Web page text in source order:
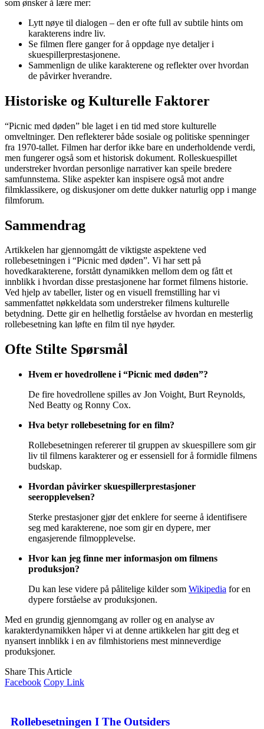
som ønsker å lære mer:
Lytt nøye til dialogen – den er ofte full av subtile hints om
karakterens indre liv.
Se filmen flere ganger for å oppdage nye detaljer i
skuespillerprestasjonene.
Sammenlign de ulike karakterene og reflekter over hvordan
de påvirker hverandre.
Historiske og Kulturelle Faktorer
“Picnic med døden” ble laget i en tid med store kulturelle
omveltninger. Den reflekterer både sosiale og politiske spenninger
fra 1970-tallet. Filmen har derfor ikke bare en underholdende verdi,
men fungerer også som et historisk dokument. Rolleskuespillet
understreker hvordan personlige narrativer kan speile bredere
samfunnstema. Slike aspekter kan inspisere også mot andre
filmklassikere, og diskusjoner om dette dukker naturlig opp i mange
filmforum.
Sammendrag
Artikkelen har gjennomgått de viktigste aspektene ved
rollebesetningen i “Picnic med døden”. Vi har sett på
hovedkarakterene, forstått dynamikken mellom dem og fått et
innblikk i hvordan disse prestasjonene har formet filmens historie.
Ved hjelp av tabeller, lister og en visuell fremstilling har vi
sammenfattet nøkkeldata som understreker filmens kulturelle
betydning. Dette gir en helhetlig forståelse av hvordan en mesterlig
rollebesetning kan løfte en film til nye høyder.
Ofte Stilte Spørsmål
Hvem er hovedrollene i “Picnic med døden”?
De fire hovedrollene spilles av Jon Voight, Burt Reynolds,
Ned Beatty og Ronny Cox.
Hva betyr rollebesetning for en film?
Rollebesetningen refererer til gruppen av skuespillere som gir
liv til filmens karakterer og er essensiell for å formidle filmens
budskap.
Hvordan påvirker skuespillerprestasjoner
seeropplevelsen?
Sterke prestasjoner gjør det enklere for seerne å identifisere
seg med karakterene, noe som gir en dypere, mer
engasjerende filmopplevelse.
Hvor kan jeg finne mer informasjon om filmens
produksjon?
Du kan lese videre på pålitelige kilder som Wikipedia for en
dypere forståelse av produksjonen.
Med en grundig gjennomgang av roller og en analyse av
karakterdynamikken håper vi at denne artikkelen har gitt deg et
nyansert innblikk i en av filmhistoriens mest minneverdige
produksjoner.
Share This Article
Facebook Copy Link
Rollebesetningen I The Outsiders